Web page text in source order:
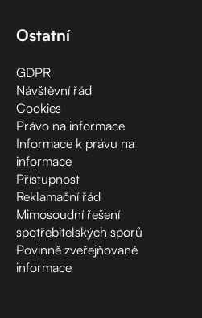
Ostatní
GDPR
Návštěvní řád
Cookies
Právo na informace
Informace k právu na
informace
Přístupnost
Reklamační řád
Mimosoudní řešení
spotřebitelských sporů
Povinně zveřejňované
informace